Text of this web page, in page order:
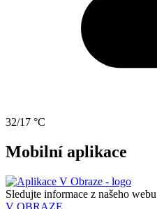
32/17 °C
Mobilní aplikace
Sledujte informace z našeho
V OBRAZE.